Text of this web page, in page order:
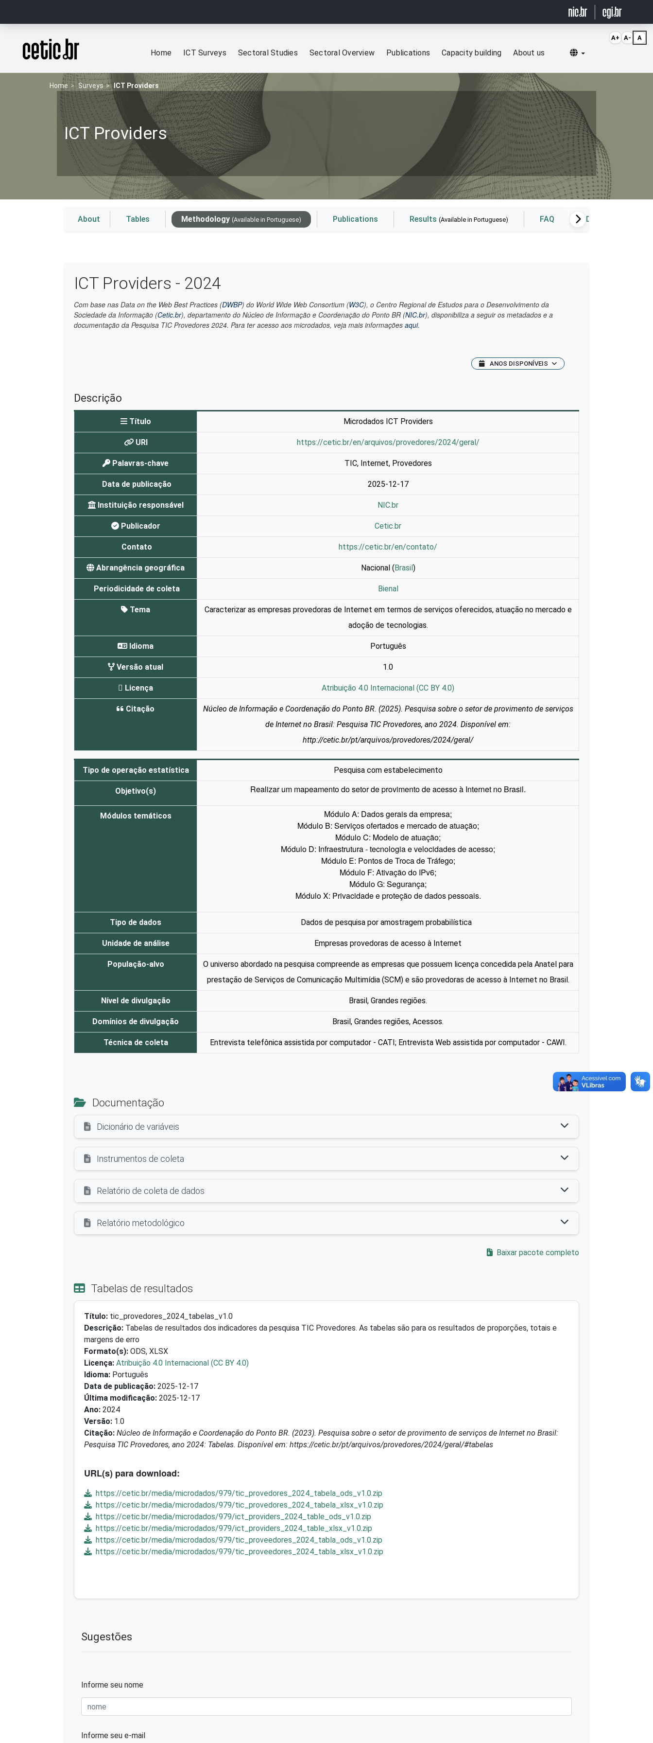
Página inicial
Home ICT Surveys Sectoral Studies Sectoral Overview Publications Capacity building About us Selecionar idioma
Home Surveys ICT Providers
ICT Providers
About Tables Methodology (Available in Portuguese) Publications Results (Available in Portuguese) FAQ Data
ICT Providers - 2024
Com base nas Data on the Web Best Practices (DWBP) do World Wide Web Consortium (W3C), o Centro Regional de Estudos para o Desenvolvimento da
Sociedade da Informação (Cetic.br), departamento do Núcleo de Informação e Coordenação do Ponto BR (NIC.br), disponibiliza a seguir os metadados e a
documentação da Pesquisa TIC Provedores 2024. Para ter acesso aos microdados, veja mais informações aqui.
ANOS DISPONÍVEIS
Descrição
Título Microdados ICT Providers
URI https://cetic.br/en/arquivos/provedores/2024/geral/
Palavras-chave TIC, Internet, Provedores
Data de publicação 2025-12-17
Instituição responsável NIC.br
Publicador Cetic.br
Contato https://cetic.br/en/contato/
Abrangência geográfica Nacional ( Brasil )
Periodicidade de coleta Bienal
Tema
Caracterizar as empresas provedoras de Internet em termos de serviços oferecidos, atuação no mercado e
adoção de tecnologias.
Idioma Português
Versão atual 1.0
Licença Atribuição 4.0 Internacional (CC BY 4.0)
Citação
Núcleo de Informação e Coordenação do Ponto BR. (2025). Pesquisa sobre o setor de provimento de serviços
de Internet no Brasil: Pesquisa TIC Provedores, ano 2024. Disponível em:
http://cetic.br/pt/arquivos/provedores/2024/geral/
Tipo de operação estatística Pesquisa com estabelecimento
Objetivo(s) Realizar um mapeamento do setor de provimento de acesso à Internet no Brasil.
Módulos temáticos
Módulo A: Dados gerais da empresa;
Módulo B: Serviços ofertados e mercado de atuação;
Módulo C: Modelo de atuação;
Módulo D: Infraestrutura - tecnologia e velocidades de acesso;
Módulo E: Pontos de Troca de Tráfego;
Módulo F: Ativação do IPv6;
Módulo G: Segurança;
Módulo X: Privacidade e proteção de dados pessoais.
Tipo de dados Dados de pesquisa por amostragem probabilística
Unidade de análise Empresas provedoras de acesso à Internet
População-alvo
O universo abordado na pesquisa compreende as empresas que possuem licença concedida pela Anatel para
prestação de Serviços de Comunicação Multimídia (SCM) e são provedoras de acesso à Internet no Brasil.
Nível de divulgação Brasil, Grandes regiões.
Domínios de divulgação Brasil, Grandes regiões, Acessos.
Técnica de coleta Entrevista telefônica assistida por computador - CATI; Entrevista Web assistida por computador - CAWI.
Documentação
Dicionário de variáveis
Instrumentos de coleta
Relatório de coleta de dados
Relatório metodológico
Baixar pacote completo
Tabelas de resultados
Título: tic_provedores_2024_tabelas_v1.0
Descrição: Tabelas de resultados dos indicadores da pesquisa TIC Provedores. As tabelas são para os resultados de proporções, totais e
margens de erro
Formato(s): ODS, XLSX
Licença: Atribuição 4.0 Internacional (CC BY 4.0)
Idioma: Português
Data de publicação: 2025-12-17
Última modificação: 2025-12-17
Ano: 2024
Versão: 1.0
Citação: Núcleo de Informação e Coordenação do Ponto BR. (2023). Pesquisa sobre o setor de provimento de serviços de Internet no Brasil:
Pesquisa TIC Provedores, ano 2024: Tabelas. Disponível em: https://cetic.br/pt/arquivos/provedores/2024/geral/#tabelas
URL(s) para download:
https://cetic.br/media/microdados/979/tic_provedores_2024_tabela_ods_v1.0.zip
https://cetic.br/media/microdados/979/tic_provedores_2024_tabela_xlsx_v1.0.zip
https://cetic.br/media/microdados/979/ict_providers_2024_table_ods_v1.0.zip
https://cetic.br/media/microdados/979/ict_providers_2024_table_xlsx_v1.0.zip
https://cetic.br/media/microdados/979/tic_proveedores_2024_tabla_ods_v1.0.zip
https://cetic.br/media/microdados/979/tic_proveedores_2024_tabla_xlsx_v1.0.zip
Sugestões
Informe seu nome
Informe seu e-mail
A+ A- A